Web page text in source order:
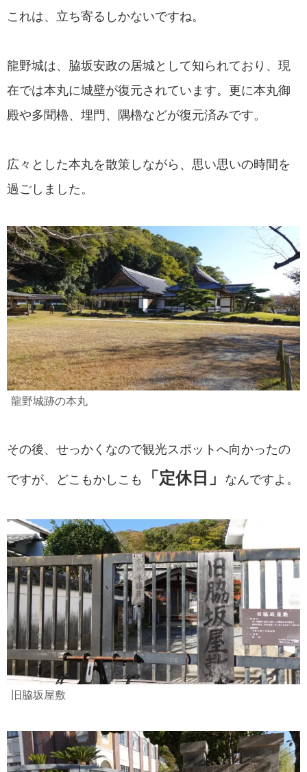
これは、立ち寄るしかないですね。
龍野城は、脇坂安政の居城として知られており、現
在では本丸に城壁が復元されています。更に本丸御
殿や多聞櫓、埋門、隅櫓などが復元済みです。
広々とした本丸を散策しながら、思い思いの時間を
過ごしました。
龍野城跡の本丸
その後、せっかくなので観光スポットへ向かったの
ですが、どこもかしこも 「定休日」 なんですよ。
旧脇坂屋敷